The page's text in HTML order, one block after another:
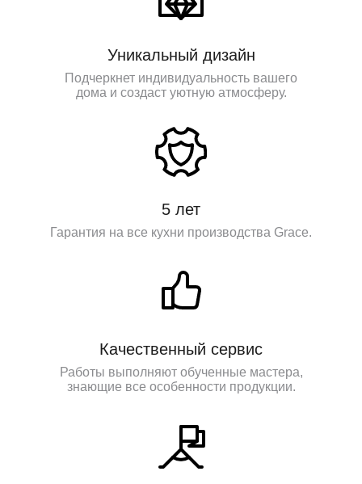
Уникальный дизайн
Подчеркнет индивидуальность вашего
дома и создаст уютную атмосферу.
5 лет
Гарантия на все кухни производства Grace.
Качественный сервис
Работы выполняют обученные мастера,
знающие все особенности продукции.